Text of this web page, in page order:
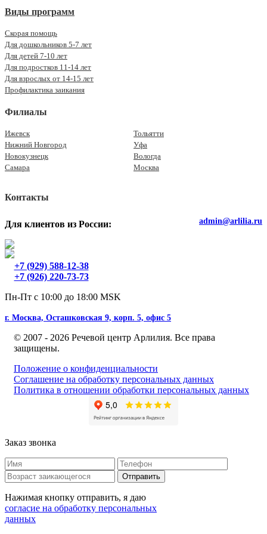
Виды программ
Скорая помощь
Для дошкольников 5-7 лет
Для детей 7-10 лет
Для подростков 11-14 лет
Для взрослых от 14-15 лет
Профилактика заикания
Филиалы
Ижевск
Нижний Новгород
Новокузнецк
Самара
Тольятти
Уфа
Вологда
Москва
Контакты
Для клиентов из России:
+7 (929) 588-12-38
+7 (926) 220-73-73
Пн-Пт с 10:00 до 18:00 MSK
admin@arlilia.ru
г. Москва, Осташковская 9, корп. 5, офис 5
© 2007 - 2026 Речевой центр Арлилия. Все права
защищены.
Положение о конфиденциальности
Соглашение на обработку персональных данных
Политика в отношении обработки персональных данных
Заказ звонка
Нажимая кнопку отправить, я даю
согласие на обработку персональных
данных